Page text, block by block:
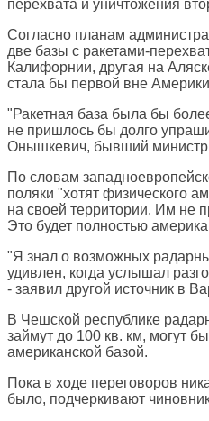
перехвата и уничтожения
Согласно планам
две базы с ракетами-
Калифорнии, другая на
стала бы первой вне
"Ракетная база была бы
не пришлось бы долго
Онышкевич, бывший
По словам
поляки "хотят физического
на своей территории. Им не
Это будет полностью
"Я знал о возможных
удивлен, когда услышал
- заявил другой источник в
В Чешской республике
займут до 100 кв. км, могут
американской базой.
Пока в ходе переговоров
было, подчеркивают